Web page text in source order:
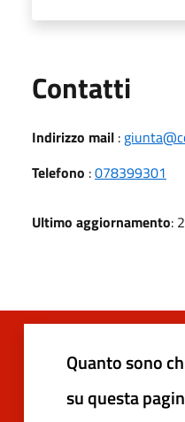
Contatti
Indirizzo mail :
Telefono :078399301
Ultimo aggiornamento:
Quanto sono
su questa